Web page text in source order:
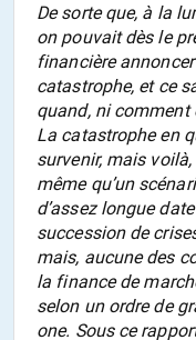
De sorte que, à la
on pouvait dès le
financière
catastrophe, et ce
quand, ni comment
La catastrophe en
survenir, mais
même qu’un
d’assez longue
succession de
mais, aucune des
la finance de
selon un ordre de
one. Sous ce